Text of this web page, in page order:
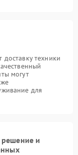
техники
могут
для
и